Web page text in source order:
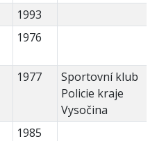
1993
1976
1977
Sportovní klub
Policie kraje
Vysočina
1985